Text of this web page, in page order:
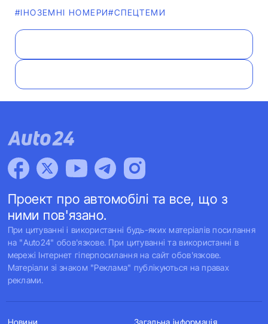
#ІНОЗЕМНІ НОМЕРИ#СПЕЦТЕМИ
Проект про автомобілі та все, що з
ними пов'язано.
При цитуванні і використанні будь-яких матеріалів посилання
на "Auto24" обов'язкове. При цитуванні та використанні в
мережі Інтернет гіперпосилання на сайт обов'язкове.
Матеріали зі знаком "Реклама" публікуються на правах
реклами.
Новини Загальна інформація